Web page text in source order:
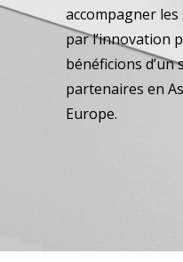
accompagner les
par l’innovation
bénéficions d’un
partenaires en
Europe.